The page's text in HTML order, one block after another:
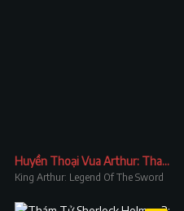
Huyền Thoại Vua Arthur: Thanh Gươm Trong Đá
King Arthur: Legend Of The Sword